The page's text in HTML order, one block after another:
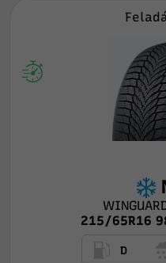
215/65R16
D